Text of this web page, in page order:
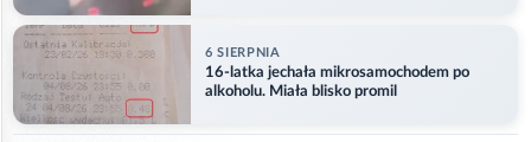
6 SIERPNIA
16-latka jechała mikrosamochodem po
alkoholu. Miała blisko promil